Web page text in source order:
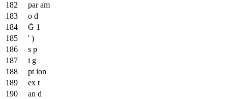
par am
o d
Ġ 1
' )
s p
i g
pt ion
ex t
an d